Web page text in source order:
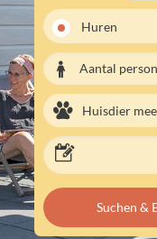
Huren
Aantal
Huisdier mee
Suchen &